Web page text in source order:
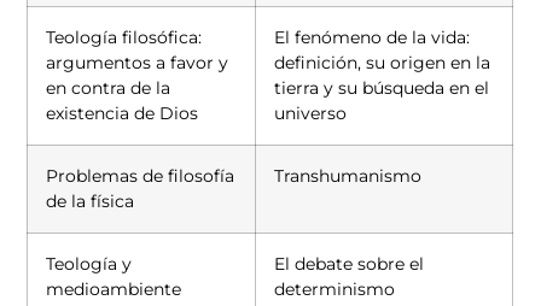
Teología filosófica:
argumentos a favor y
en contra de la
existencia de Dios
El fenómeno de la vida:
definición, su origen en la
tierra y su búsqueda en el
universo
Problemas de filosofía
de la física
Transhumanismo
Teología y
medioambiente
El debate sobre el
determinismo